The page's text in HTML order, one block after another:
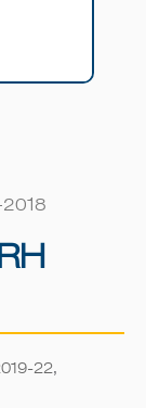
2018
22,